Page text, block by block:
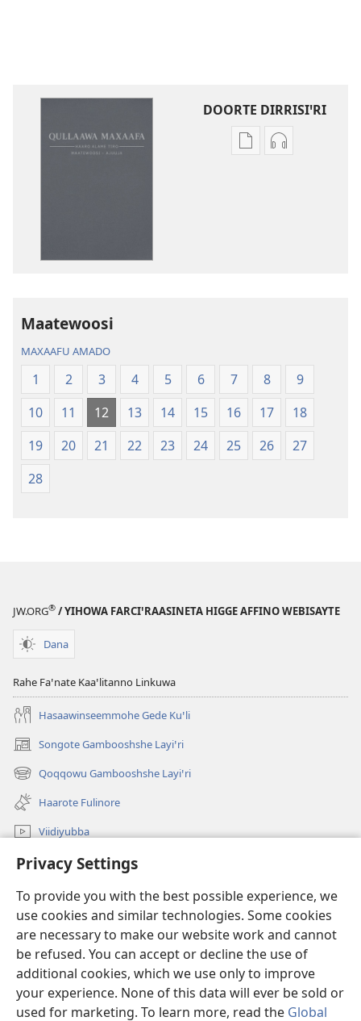
Privacy Settings
To provide you with the best possible experience, we
use cookies and similar technologies. Some cookies
are necessary to make our website work and cannot
be refused. You can accept or decline the use of
additional cookies, which we use only to improve
your experience. None of this data will ever be sold or
used for marketing. To learn more, read the Global
DOORTE DIRRISIꞌRI
Borro
Maatewoosi
MAXAAFU AMADO
1 2 3 4 5 6 7 8
9
10
11 12 13 14 15 16 17
18
19
20 21 22 23 24 25 26
27
28
JW.ORG® / YIHOWA FARCIꞌRAASINETA HIGGE AFFINO WEBISAYTE
Dana
Rahe Faꞌnate Kaaꞌlitanno Linkuwa
Hasaawinseemmohe Gede Kuꞌli
Songote Gambooshshe Layiꞌri
(opens
new
window)
Qoqqowu Gambooshshe Layiꞌri
(opens
new
window)
Haarote Fulinore
Viidiyubba
Hasiꞌri
Fushsho
(opens
new
window)Agarooshshu Shaeta INTERNEETETE LAYBIRERE
(opens
new
JW Hub ®
(opens
new